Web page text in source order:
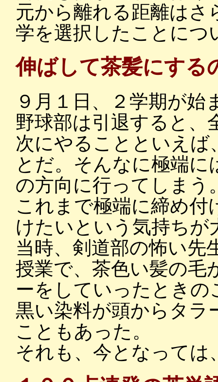
元から離れる距離はさ
学を選択したことにつ
伸ばして茶髪にする
９月１日、２学期が始
野球部は引退すると、
次にやることといえば
とだ。そんなに極端
の方向に行ってしまう
これまで極端に締め
けたいという気持ち
当時、剣道部の怖い先
授業で、茶色い髪の毛
ーをしていったときの
黒い染料が頭からタラ
こともあった。
それも、今となっては